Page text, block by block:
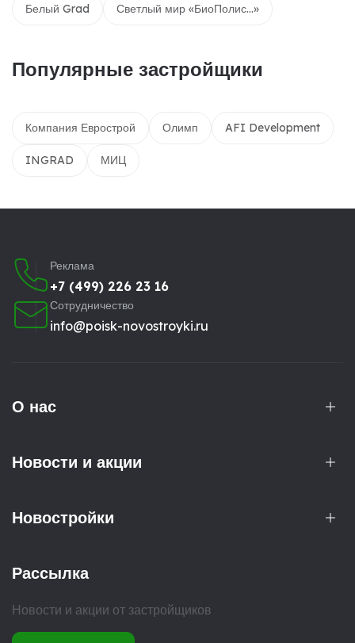
Белый Grad Светлый мир «БиоПолис...»
Популярные застройщики
Компания Еврострой Олимп AFI Development
INGRAD МИЦ
Реклама
+7 (499) 226 23 16
Сотрудничество
info@poisk-novostroyki.ru
О нас
Новости и акции
Новостройки
Рассылка
Новости и акции от застройщиков